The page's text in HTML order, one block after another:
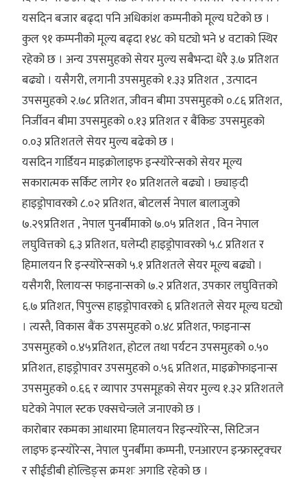
यसदिन बजार बढ्दा पनि अधिकांश कम्पनीको मूल्य घटेको छ ।
कुल ९१ कम्पनीको मूल्य बढ्दा १४८ को घट्यो भने ४ वटाको स्थिर
रहेको छ । अन्य उपसमुहको सेयर मुल्य सबैभन्दा धेरै ३.७ प्रतिशत
बढ्यो । यसैगरी, लगानी उपसमुहको १.३३ प्रतिशत , उत्पादन
उपसमुहको २.७८ प्रतिशत, जीवन बीमा उपसमुहको ०.८६ प्रतिशत,
निर्जीवन बीमा उपसमुहको ०.१३ प्रतिशत र बैंकिङ उपसमुहको
०.०३ प्रतिशतले सेयर मुल्य बढेको छ ।
यसदिन गार्डियन माइक्रोलाइफ इन्स्योरेन्सको सेयर मूल्य
सकारात्मक सर्किट लागेर १० प्रतिशतले बढ्यो । छ्याङ्दी
हाइड्रोपावरको ८.०२ प्रतिशत, बोटलर्स नेपाल बालाजुको
७.२९प्रतिशत , नेपाल पुनर्बीमाको ७.०५ प्रतिशत , विन नेपाल
लघुवित्तको ६.३ प्रतिशत, घलेम्दी हाइड्रोपावरको ५.८ प्रतिशत र
हिमालयन रि इन्स्योरेन्सको ५.१ प्रतिशतले सेयर मूल्य बढ्यो ।
यसैगरी, रिलायन्स फाइनान्सको ७.२ प्रतिशत, उपकार लघुवित्तको
६.७ प्रतिशत, पिपुल्स हाइड्रोपावरको ६ प्रतिशतले सेयर मूल्य घट्यो
। त्यस्तै, विकास बैंक उपसमुहको ०.४८ प्रतिशत, फाइनान्स
उपसमुहको ०.४५प्रतिशत, होटल तथा पर्यटन उपसमुहको ०.५०
प्रतिशत, हाइड्रोपावर उपसमुहको ०.५६ प्रतिशत, माइक्रोफाइनान्स
उपसमुहको ०.६६ र व्यापार उपसमूहको सेयर मुल्य १.३२ प्रतिशतले
घटेको नेपाल स्टक एक्सचेन्जले जनाएको छ ।
कारोबार रकमका आधारमा हिमालयन रिइन्स्योरेन्स, सिटिजन
लाइफ इन्स्योरेन्स, नेपाल पुनर्बीमा कम्पनी, एनआरएन इन्फ्रास्ट्रक्चर
र सीईडीबी होल्डिङ्स क्रमशः अगाडि रहेको छ ।